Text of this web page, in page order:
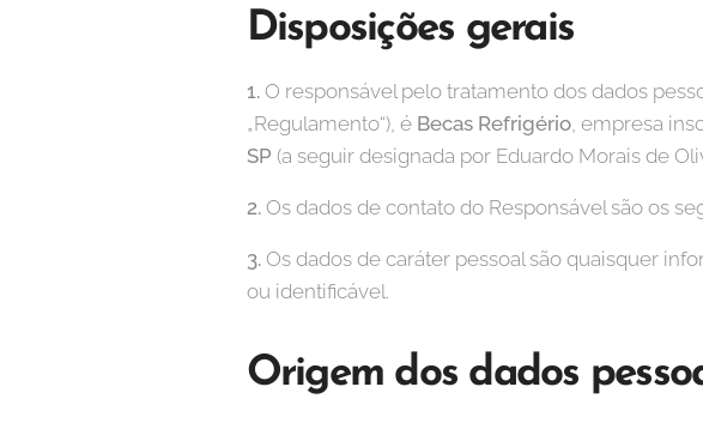
Disposições gerais
1. O responsável pelo tratamento dos dados
„Regulamento“), é Becas Refrigério, empresa
SP (a seguir designada por Eduardo Morais de
2. Os dados de contato do Responsável são os
3. Os dados de caráter pessoal são quaisquer
ou identificável.
Origem dos dados